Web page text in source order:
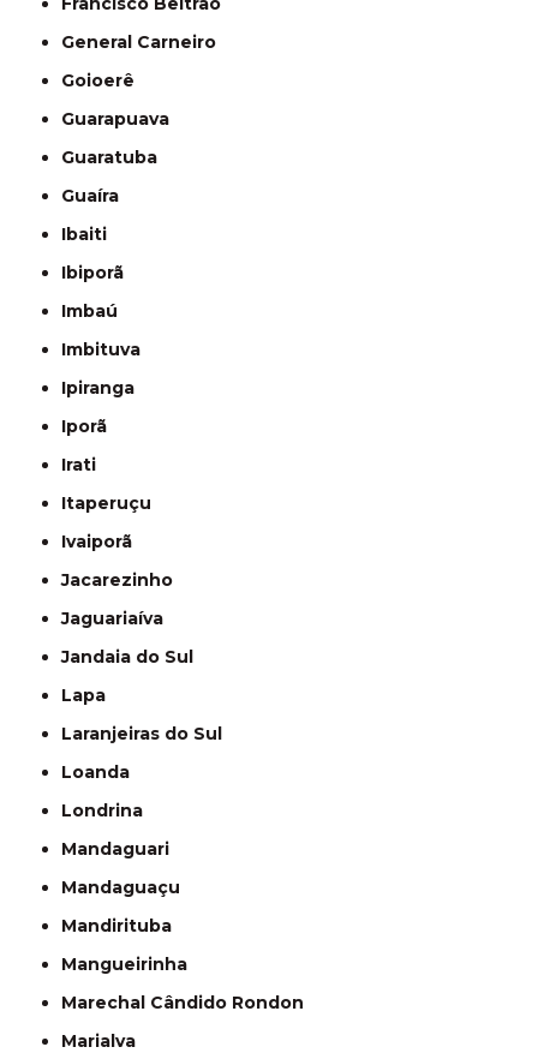
General Carneiro
Goioerê
Guarapuava
Guaratuba
Guaíra
Ibaiti
Ibiporã
Imbaú
Imbituva
Ipiranga
Iporã
Irati
Itaperuçu
Ivaiporã
Jacarezinho
Jaguariaíva
Jandaia do Sul
Lapa
Laranjeiras do Sul
Loanda
Londrina
Mandaguari
Mandaguaçu
Mandirituba
Mangueirinha
Marechal Cândido Rondon
Marialva